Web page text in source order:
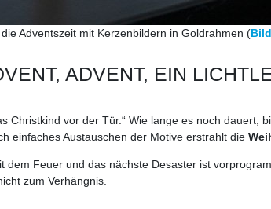
Adventszeit mit Kerzenbildern in Goldrahmen (
ADVENT, EIN
Christkind vor der Tür.“ Wie lange es noch
einfaches Austauschen der Motive erstrahlt die
Feuer und das nächste Desaster ist
zum Verhängnis.